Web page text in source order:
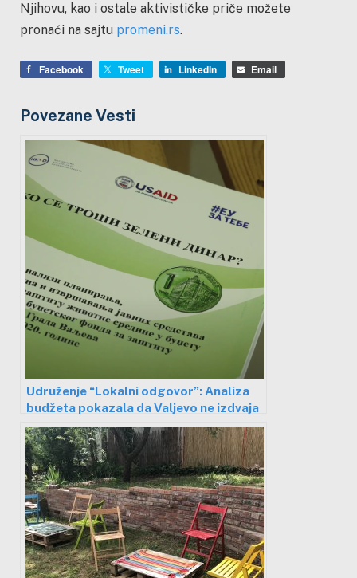
Njihovu, kao i ostale aktivističke priče možete
pronaći na sajtu promeni.rs.
Facebook Tweet LinkedIn Email
Povezane Vesti
Udruženje “Lokalni odgovor”: Analiza
budžeta pokazala da Valjevo ne izdvaja
dovoljno novca za rešenje
aerozagađenja